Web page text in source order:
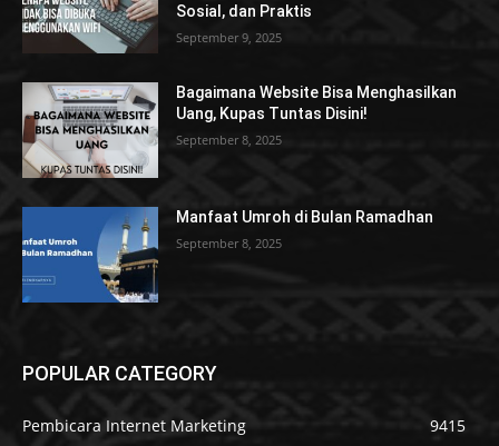
Sosial, dan Praktis
September 9, 2025
Bagaimana Website Bisa Menghasilkan
Uang, Kupas Tuntas Disini!
September 8, 2025
Manfaat Umroh di Bulan Ramadhan
September 8, 2025
POPULAR CATEGORY
Pembicara Internet Marketing
9415